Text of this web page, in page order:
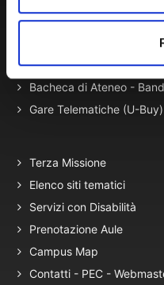
Presidio Qualità
Autovalutazione,
Nucleo di Valutazione
Bacheca di Ateneo -
Gare Telematiche (U-
Terza Missione
Elenco siti tematici
Servizi con Disabilità
Prenotazione Aule
Campus Map
Contatti - PEC -